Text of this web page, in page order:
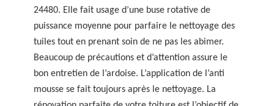
24480. Elle fait usage d’une buse rotative de
puissance moyenne pour parfaire le nettoyage des
tuiles tout en prenant soin de ne pas les abimer.
Beaucoup de précautions et d’attention assure le
bon entretien de l’ardoise. L’application de l’anti
mousse se fait toujours après le nettoyage. La